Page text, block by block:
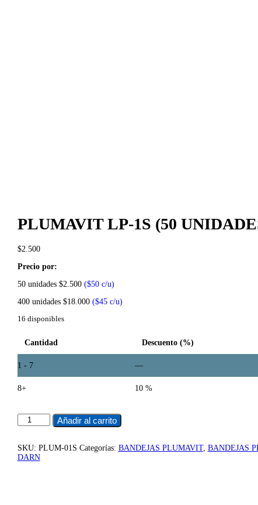
PLUMAVIT LP-1S (50
$2.500
Precio por:
50 unidades $2.500($50 c/u)
400 unidades $18.000($45 c/u)
16 disponibles
Cantidad Descuento (%)
1 - 7 —
8+ 10 %
PLUMAVIT
LP-
(50
UNIDADES)
cantidad
Añadir al carrito
SKU: PLUM-01S Categorías: BANDEJAS PLUMAVIT, BANDEJAS
DARN